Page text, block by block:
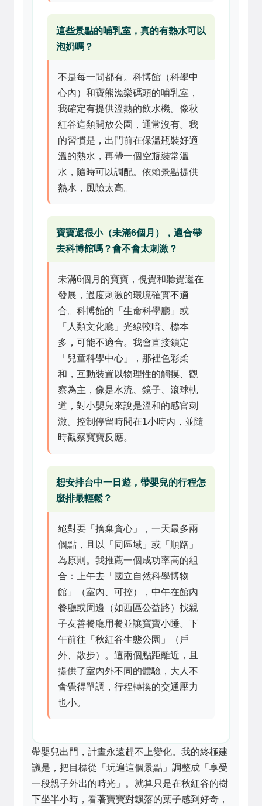
這些景點的哺乳室，真的有熱水可以
泡奶嗎？
不是每一間都有。科博館（科學中
心內）和寶熊漁樂碼頭的哺乳室，
我確定有提供溫熱的飲水機。像秋
紅谷這類開放公園，通常沒有。我
的習慣是，出門前在保溫瓶裝好適
溫的熱水，再帶一個空瓶裝常溫
水，隨時可以調配。依賴景點提供
熱水，風險太高。
寶寶還很小（未滿6個月），適合帶
去科博館嗎？會不會太刺激？
未滿6個月的寶寶，視覺和聽覺還在
發展，過度刺激的環境確實不適
合。科博館的「生命科學廳」或
「人類文化廳」光線較暗、標本
多，可能不適合。我會直接鎖定
「兒童科學中心」，那裡色彩柔
和，互動裝置以物理性的觸摸、觀
察為主，像是水流、鏡子、滾球軌
道，對小嬰兒來說是溫和的感官刺
激。控制停留時間在1小時內，並隨
時觀察寶寶反應。
想安排台中一日遊，帶嬰兒的行程怎
麼排最輕鬆？
絕對要「捨棄貪心」，一天最多兩
個點，且以「同區域」或「順路」
為原則。我推薦一個成功率高的組
合：上午去「國立自然科學博物
館」（室內、可控），中午在館內
餐廳或周邊（如西區公益路）找親
子友善餐廳用餐並讓寶寶小睡。下
午前往「秋紅谷生態公園」（戶
外、散步）。這兩個點距離近，且
提供了室內外不同的體驗，大人不
會覺得單調，行程轉換的交通壓力
也小。
帶嬰兒出門，計畫永遠趕不上變化。我的終極建
議是，把目標從「玩遍這個景點」調整成「享受
一段親子外出的時光」。就算只是在秋紅谷的樹
下坐半小時，看著寶寶對飄落的葉子感到好奇，